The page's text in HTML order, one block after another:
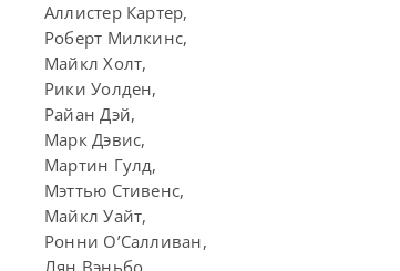
Аллистер Картер,
Роберт Милкинс,
Майкл Холт,
Рики Уолден,
Райан Дэй,
Марк Дэвис,
Мартин Гулд,
Мэттью Стивенс,
Майкл Уайт,
Ронни О’Салливан,